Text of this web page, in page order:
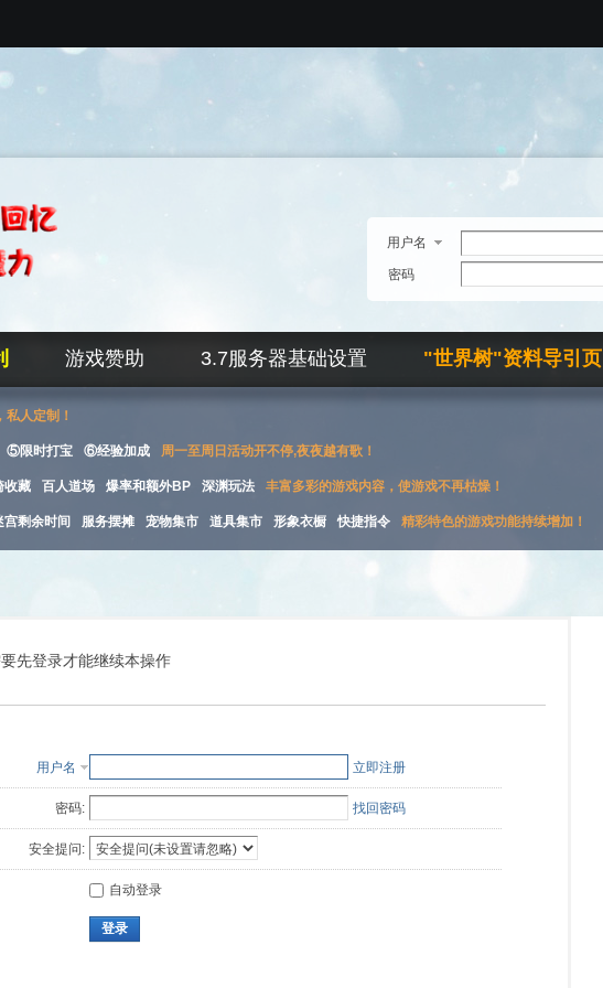
用户名
密码
游戏赞助 3.7服务器基础设置 "世界树"资料导引页
私人定制！
⑤限时打宝 ⑥经验加成 周一至周日活动开不停,夜夜越有歌！
收藏 百人道场 爆率和额外BP 深渊玩法 丰富多彩的游戏内容，使游戏不再枯燥！
宫剩余时间 服务摆摊 宠物集市 道具集市 形象衣橱 快捷指令 精彩特色的游戏功能持续增加！
先登录才能继续本操作
用户名 立即注册
密码: 找回密码
安全提问:
自动登录
登录